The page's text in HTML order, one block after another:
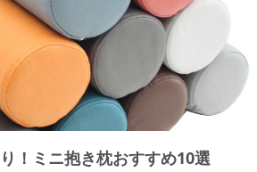
！ミニ抱き枕おすすめ10選